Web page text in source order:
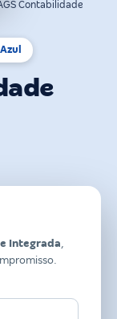
Contabilidade
Integrada,